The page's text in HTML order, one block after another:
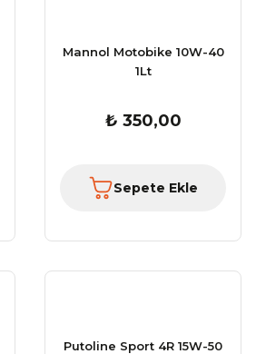
Mannol Motobike 10W-40
1Lt
₺ 350,00
Sepete Ekle
Putoline Sport 4R 15W-50